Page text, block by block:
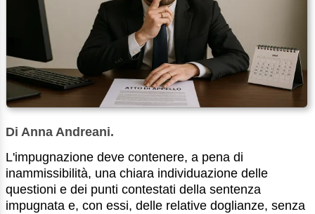
Di Anna Andreani.
L'impugnazione deve contenere, a pena di
inammissibilità, una chiara individuazione delle
questioni e dei punti contestati della sentenza
impugnata e, con essi, delle relative doglianze, senza